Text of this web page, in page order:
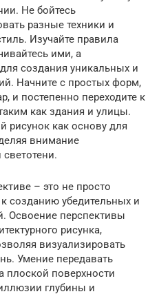
Не бойтесь
разные техники и
Изучайте правила
ими, а
создания уникальных и
Начните с простых форм,
и постепенно переходите к
как здания и улицы.
рисунок как основу для
внимание
– это не просто
созданию убедительных и
Освоение перспективы
рисунка,
визуализировать
Умение передавать
плоской поверхности
глубины и